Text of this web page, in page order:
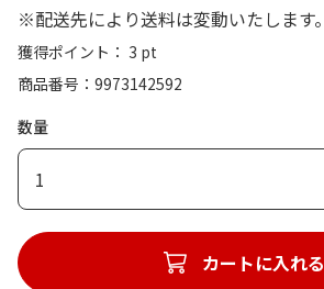
※配送先により送料は変動いたします。
獲得ポイント： 3 pt
商品番号
9973142592
数量
1
カートに入れる